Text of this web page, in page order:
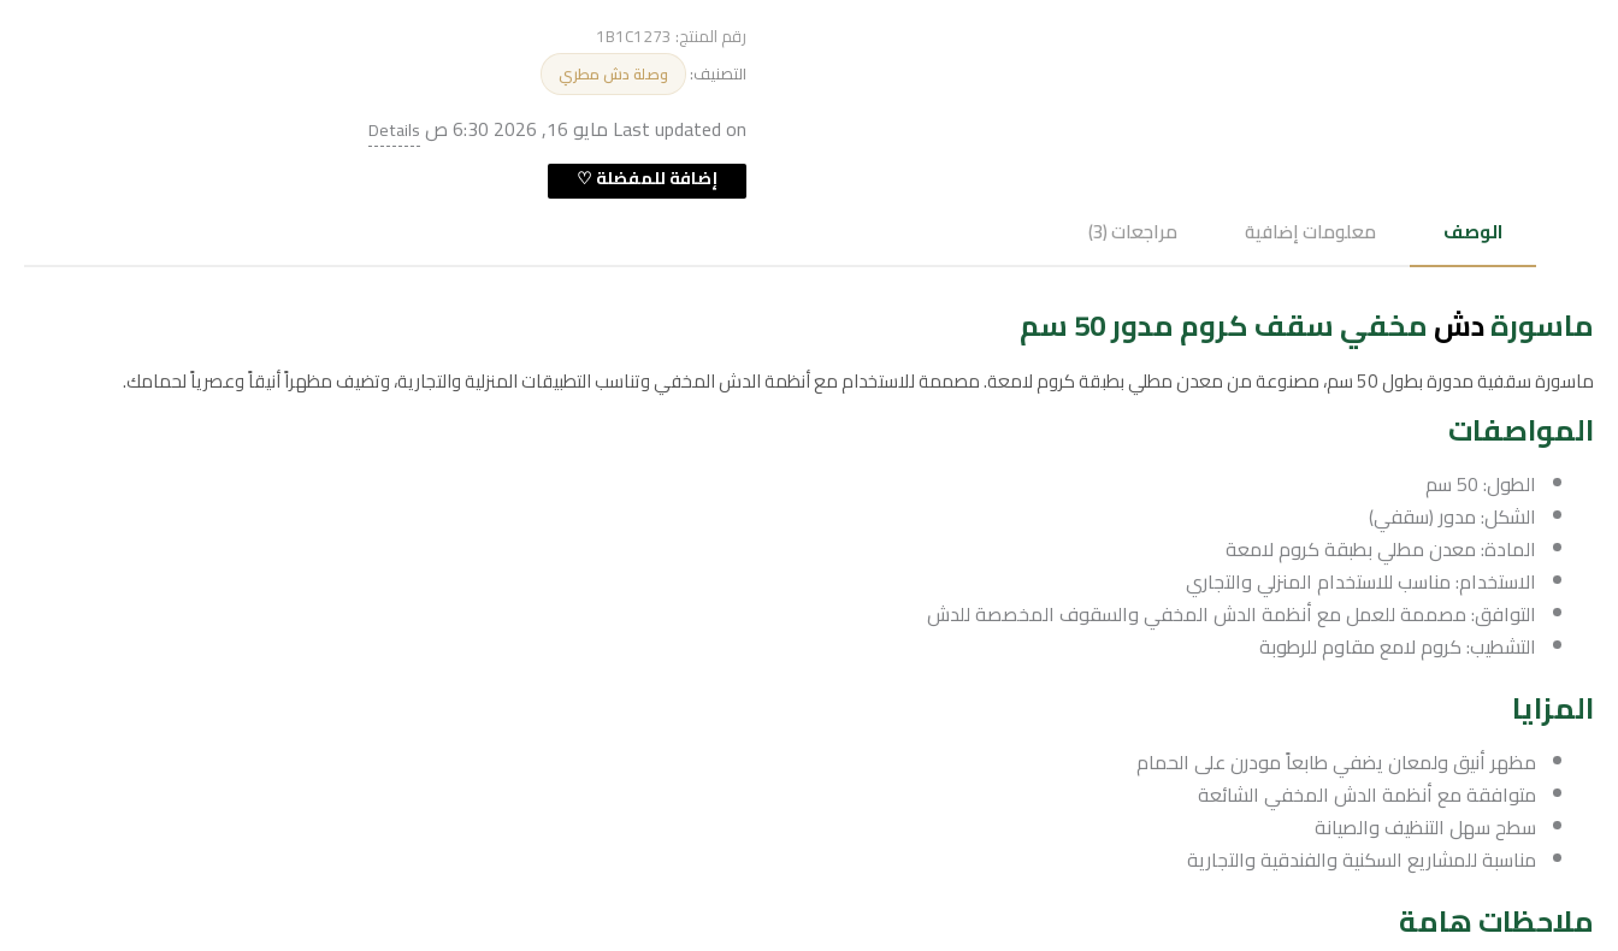
رقم المنتج: 1B1C1273
التصنيف: وصلة دش مطري
Last updated on مايو 16, 2026 6:30 ص Details
الوصف معلومات إضافية مراجعات (3)
ماسورةدشمخفي سقف كروم مدور 50 سم
ماسورة سقفية مدورة بطول 50 سم، مصنوعة من معدن مطلي بطبقة كروم لامعة. مصممة للاستخدام مع أنظمة الدش المخفي وتناسب التطبيقات المنزلية والتجارية، وتضيف مظهراً أنيقاً وعصرياً لحمامك.
المواصفات
الطول: 50 سم
الشكل: مدور (سقفي)
المادة: معدن مطلي بطبقة كروم لامعة
الاستخدام: مناسب للاستخدام المنزلي والتجاري
التوافق: مصممة للعمل مع أنظمة الدش المخفي والسقوف المخصصة للدش
التشطيب: كروم لامع مقاوم للرطوبة
المزايا
مظهر أنيق ولمعان يضفي طابعاً مودرن على الحمام
متوافقة مع أنظمة الدش المخفي الشائعة
سطح سهل التنظيف والصيانة
مناسبة للمشاريع السكنية والفندقية والتجارية
ملاحظات هامة